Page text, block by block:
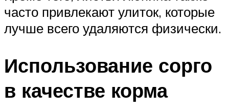
часто привлекают улиток, которые
лучше всего удаляются физически.
Использование сорго
в качестве корма